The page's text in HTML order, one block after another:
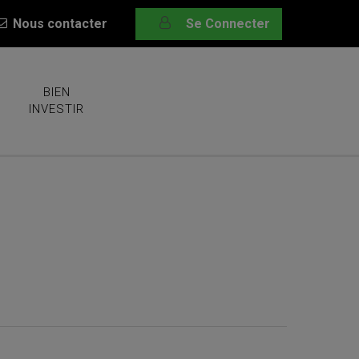
Nous contacter Se Connecter
BIEN
INVESTIR